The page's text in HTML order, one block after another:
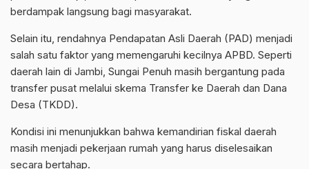
berdampak langsung bagi masyarakat.
Selain itu, rendahnya Pendapatan Asli Daerah (PAD) menjadi
salah satu faktor yang memengaruhi kecilnya APBD. Seperti
daerah lain di Jambi, Sungai Penuh masih bergantung pada
transfer pusat melalui skema Transfer ke Daerah dan Dana
Desa (TKDD).
Kondisi ini menunjukkan bahwa kemandirian fiskal daerah
masih menjadi pekerjaan rumah yang harus diselesaikan
secara bertahap.